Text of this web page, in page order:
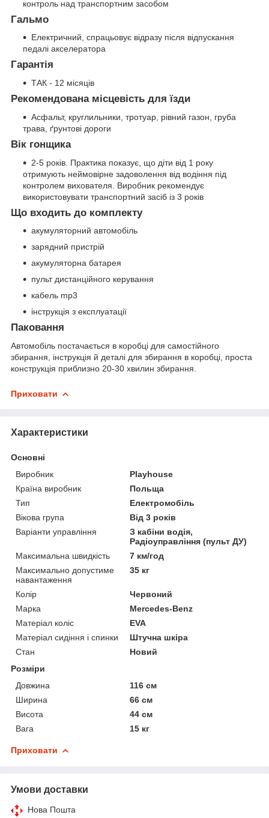
контроль над транспортним засобом
Гальмо
Електричний, спрацьовує відразу після відпускання
педалі акселератора
Гарантія
ТАК - 12 місяців
Рекомендована місцевість для їзди
Асфальт, круглильники, тротуар, рівний газон, груба
трава, ґрунтові дороги
Вік гонщика
2-5 років. Практика показує, що діти від 1 року
отримують неймовірне задоволення від водіння під
контролем вихователя. Виробник рекомендує
використовувати транспортний засіб із 3 років
Що входить до комплекту
акумуляторний автомобіль
зарядний пристрій
акумуляторна батарея
пульт дистанційного керування
кабель mp3
інструкція з експлуатації
Паковання
Автомобіль постачається в коробці для самостійного
збирання, інструкція й деталі для збирання в коробці, проста
конструкція приблизно 20-30 хвилин збирання.
Приховати
Характеристики
Основні
Виробник
Playhouse
Країна виробник
Польща
Тип
Електромобіль
Вікова група
Від 3 років
Варіанти управління
З кабіни водія,
Радіоуправління (пульт ДУ)
Максимальна швидкість
7 км/год
Максимально допустиме
навантаження
35 кг
Колір
Червоний
Марка
Mercedes-Benz
Матеріал коліс
EVA
Матеріал сидіння і спинки
Штучна шкіра
Стан
Новий
Розміри
Довжина
116 см
Ширина
66 см
Висота
44 см
Вага
15 кг
Приховати
Умови доставки
Нова Пошта